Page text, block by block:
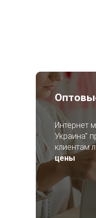
Интернет
Украина"
клиентам
цены